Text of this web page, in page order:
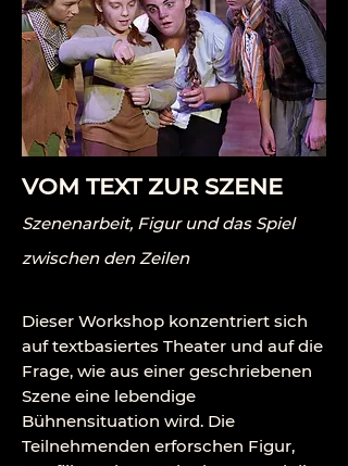
VOM TEXT ZUR SZENE
Szenenarbeit, Figur und das Spiel
zwischen den Zeilen
Dieser Workshop konzentriert sich
auf textbasiertes Theater und auf die
Frage, wie aus einer geschriebenen
Szene eine lebendige
Bühnensituation wird. Die
Teilnehmenden erforschen Figur,